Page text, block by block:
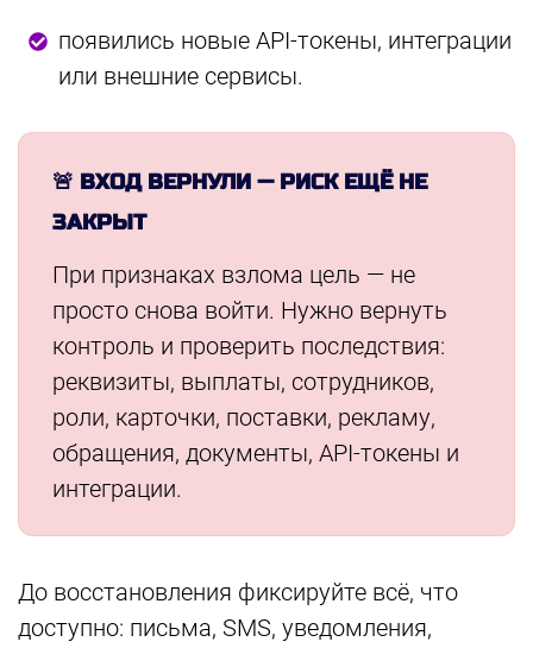
появились новые API-токены, интеграции
или внешние сервисы.
🚨 ВХОД ВЕРНУЛИ — РИСК ЕЩЁ НЕ
ЗАКРЫТ
При признаках взлома цель — не
просто снова войти. Нужно вернуть
контроль и проверить последствия:
реквизиты, выплаты, сотрудников,
роли, карточки, поставки, рекламу,
обращения, документы, API-токены и
интеграции.
До восстановления фиксируйте всё, что
доступно: письма, SMS, уведомления,